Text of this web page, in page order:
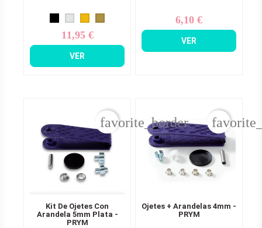
Precio
11,95 €
VER
Precio
6,10 €
VER
Kit De Ojetes Con
Arandela 5mm Plata -
PRYM
favorite_border
Ojetes + Arandelas 4mm -
PRYM